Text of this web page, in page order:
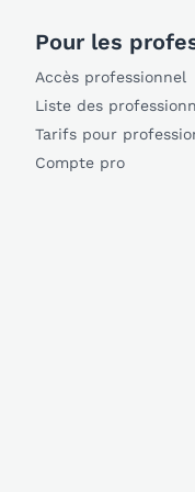
Pour les
Accès professionnel
Liste des
Tarifs pour
Compte pro